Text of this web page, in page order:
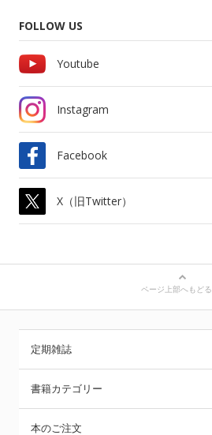
FOLLOW US
Youtube
Instagram
Facebook
X（旧Twitter）
ページ上部へもどる
定期雑誌
書籍カテゴリー
本のご注文